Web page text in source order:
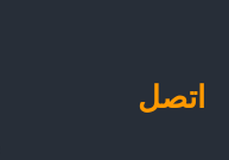
اتصل